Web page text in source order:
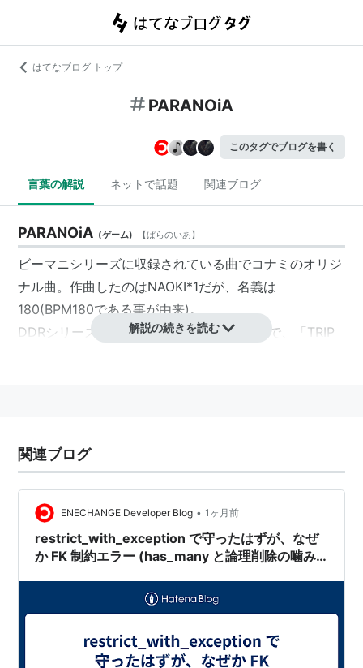
はてなブログ トップ
PARANOiA
このタグでブログを書く
言葉の解説 ネットで話題 関連ブログ
PARANOiA (ゲーム) 【ぱらのいあ】
ビーマニシリーズに収録されている曲でコナミのオリジ
ナル曲。作曲したのはNAOKI*1だが、名義は
180(BPM180である事が由来)。
DDRシリーズではMAXシリーズに変わるまで、「TRIP
は特に存在しないのが特徴。
ト名義
曲
PARANOiA
2MB
2MB(浅
PS版Dance Dance
Revolution
解説の続きを読む
関連ブログ
ENECHANGE Developer Blog • 1ヶ月前
restrict_with_exception で守ったはずが、なぜ
か FK 制約エラー (has_many と論理削除の噛み